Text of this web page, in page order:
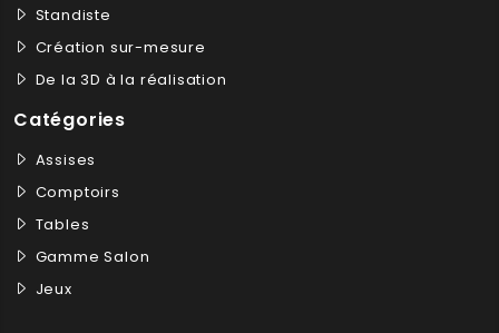
Standiste
Création sur-mesure
De la 3D à la réalisation
Catégories
Assises
Comptoirs
Tables
Gamme Salon
Jeux